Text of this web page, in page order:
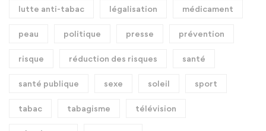
lutte anti-tabac légalisation médicament
peau politique presse prévention
risque réduction des risques santé
santé publique sexe soleil sport
tabac tabagisme télévision